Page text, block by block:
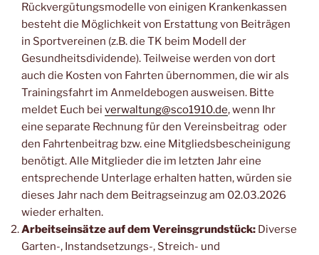
Rückvergütungsmodelle von einigen Krankenkassen
besteht die Möglichkeit von Erstattung von Beiträgen
in Sportvereinen (z.B. die TK beim Modell der
Gesundheitsdividende). Teilweise werden von dort
auch die Kosten von Fahrten übernommen, die wir als
Trainingsfahrt im Anmeldebogen ausweisen. Bitte
meldet Euch bei verwaltung@sco1910.de, wenn Ihr
eine separate Rechnung für den Vereinsbeitrag oder
den Fahrtenbeitrag bzw. eine Mitgliedsbescheinigung
benötigt. Alle Mitglieder die im letzten Jahr eine
entsprechende Unterlage erhalten hatten, würden sie
dieses Jahr nach dem Beitragseinzug am 02.03.2026
wieder erhalten.
Arbeitseinsätze auf dem Vereinsgrundstück: Diverse
Garten-, Instandsetzungs-, Streich- und